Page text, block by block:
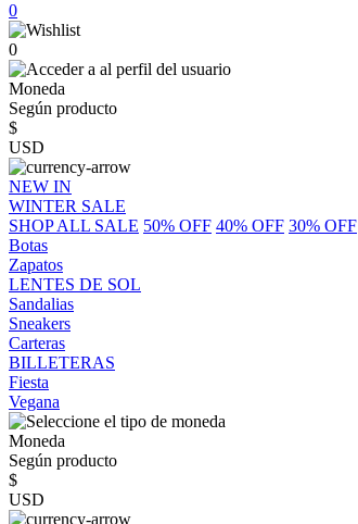
0
0
Moneda
Según producto
$
USD
NEW IN
WINTER SALE
SHOP ALL SALE 50% OFF 40% OFF 30% OFF
Botas
Zapatos
LENTES DE SOL
Sandalias
Sneakers
Carteras
BILLETERAS
Fiesta
Vegana
Moneda
Según producto
$
USD